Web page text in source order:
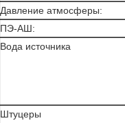
Давление атмосферы:
ПЭ-АШ:
Вода источника
Штуцеры